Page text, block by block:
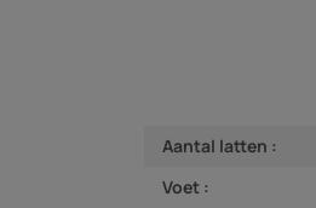
Aantal latten :
Voet :